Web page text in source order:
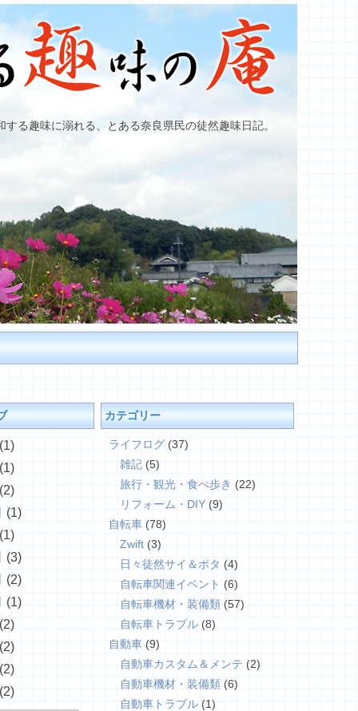
する趣味に溺れる、とある奈良県民の徒然趣味日記。
(1)
(3)
(2)
(1)
カテゴリー
ライフログ (37)
雑記 (5)
旅行・観光・食べ歩き (22)
リフォーム・DIY (9)
自転車 (78)
Zwift (3)
日々徒然サイ＆ポタ (4)
自転車関連イベント (6)
自転車機材・装備類 (57)
自転車トラブル (8)
自動車 (9)
自動車カスタム＆メンテ (2)
自動車機材・装備類 (6)
自動車トラブル(1)